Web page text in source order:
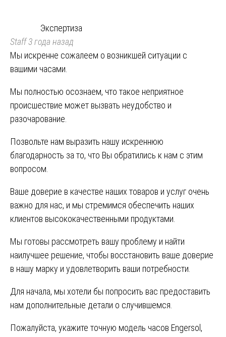
Экспертиза
Staff3 года назад
Мы искренне сожалеем о возникшей ситуации с
вашими часами.
Мы полностью осознаем, что такое неприятное
происшествие может вызвать неудобство и
разочарование.
Позвольте нам выразить нашу искреннюю
благодарность за то, что Вы обратились к нам с этим
вопросом.
Ваше доверие в качестве наших товаров и услуг очень
важно для нас, и мы стремимся обеспечить наших
клиентов высококачественными продуктами.
Мы готовы рассмотреть вашу проблему и найти
наилучшее решение, чтобы восстановить ваше доверие
в нашу марку и удовлетворить ваши потребности.
Для начала, мы хотели бы попросить вас предоставить
нам дополнительные детали о случившемся.
Пожалуйста, укажите точную модель часов Engersol,